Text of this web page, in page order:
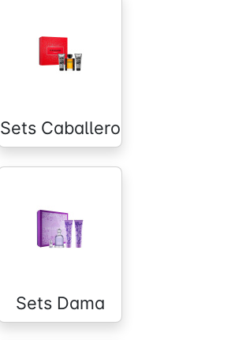
Sets Caballero
Sets Dama